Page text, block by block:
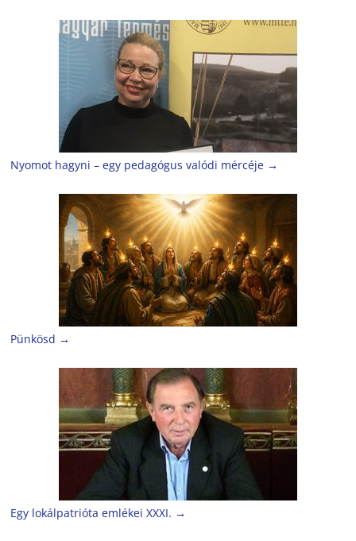
Nyomot hagyni – egy pedagógus valódi mércéje →
Pünkösd →
Egy lokálpatrióta emlékei XXXI. →